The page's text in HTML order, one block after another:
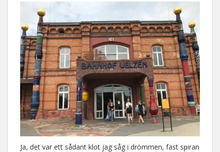
Ja, det var ett sådant klot jag såg i drömmen, fast spiran